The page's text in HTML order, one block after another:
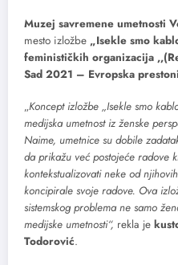
Muzej savremene umetnosti
mesto izložbe „Isekle smo
feminističkih organizacija
Sad 2021 – Evropska
„Koncept izložbe „Isekle smo
medijska umetnost iz ženske
Naime, umetnice su dobile
da prikažu već postojeće radove
kontekstualizovati neke od
koncipirale svoje radove. Ova
sistemskog problema ne samo
medijske umetnosti“, rekla je
Todorović.